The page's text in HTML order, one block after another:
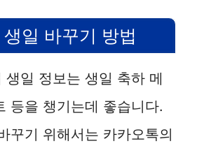
i
d
e
일 바꾸기 방법
생일 정보는 생일 축하 메
등을 챙기는데 좋습니다.
꾸기 위해서는 카카오톡의